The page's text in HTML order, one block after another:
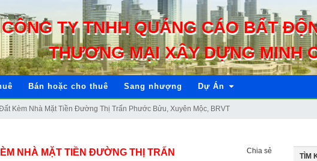
CÔNG TY TNHH QUẢNG CÁO BẤT
THƯƠNG MẠI XÂY DỰNG MINH
Bán hoặc cho thuê Sang nhượng Dự Án
Kèm Nhà Mặt Tiền Đường Thị Trấn Phước Bửu, Xuyên Mộc, BRVT
NHÀ MẶT TIỀN ĐƯỜNG THỊ TRẤN
Chia sẻ
TÌM